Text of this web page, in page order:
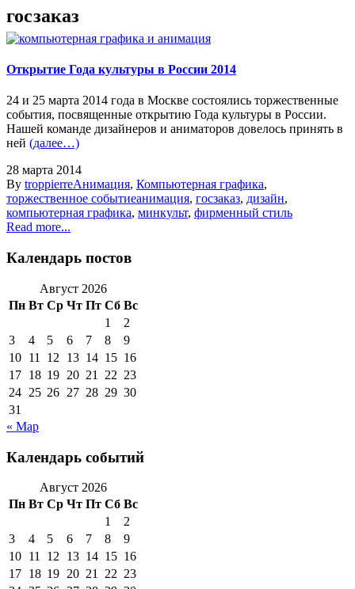
госзаказ
Открытие Года культуры в России 2014
24 и 25 марта 2014 года в Москве состоялись торжественные
события, посвященные открытию Года культуры в России.
Нашей команде дизайнеров и аниматоров довелось принять в
ней (далее…)
28 марта 2014
By troppierreАнимация, Компьютерная графика,
торжественное событиеанимация, госзаказ, дизайн,
компьютерная графика, минкульт, фирменный стиль
Read more...
Календарь постов
Август 2026
Пн Вт Ср Чт Пт Сб Вс
1
2
3
4 5 6 7 8
9
10 11 12 13 14 15 16
17 18 19 20 21 22 23
24 25 26 27 28 29 30
31
« Мар
Календарь событий
Август 2026
Пн Вт Ср Чт Пт Сб Вс
1
2
3
4 5 6 7 8
9
10 11 12 13 14 15 16
17 18 19 20 21 22 23